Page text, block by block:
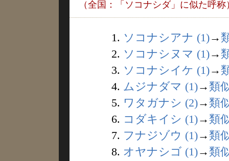
（全国：「ソコナシダ」に似た呼称
1. ソコナシアナ (1)→
2. ソコナシヌマ (1)→
3. ソコナシイケ (1)→
4. ムジナダマ (1)→ 類
5. ワタガナシ (2)→ 類
6. コダキイシ (1)→ 類
7. フナジゾウ (1)→ 類
8. オヤナシゴ (1)→ 類